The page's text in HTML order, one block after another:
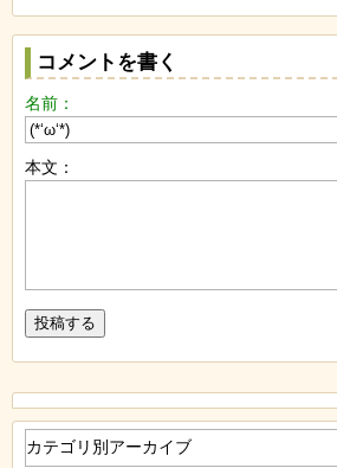
コメントを書く
名前：
本文：